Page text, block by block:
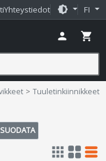
Yhteystiedot brightness_medium FI
person shopping_cart
Tuuletinkiinnikkeet
SUODATA
apps grid_view table_rows